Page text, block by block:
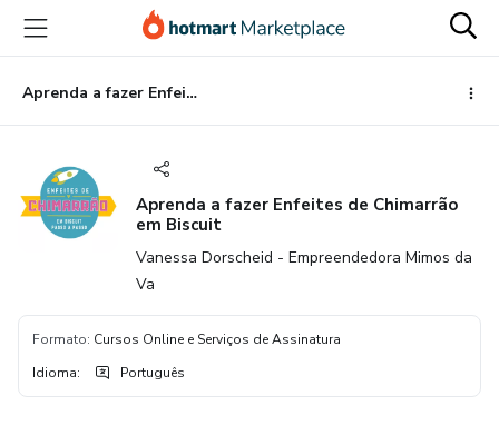
para
conteúdo
principal
para
pagamento
para
rodapé
Aprenda a fazer Enfeites de Chimarrão em Biscuit
Aprenda a fazer Enfeites de Chimarrão
em Biscuit
Vanessa Dorscheid - Empreendedora Mimos da
Va
Formato: Cursos Online e Serviços de Assinatura
Idioma: Português